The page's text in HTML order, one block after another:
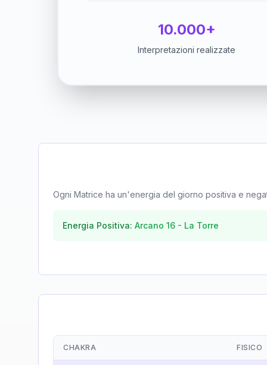
10.000+
Interpretazioni realizzate
Ogni Matrice ha un'energia del giorno positiva e
Energia Positiva: Arcano 16 - La Torre
CHAKRA FISICO